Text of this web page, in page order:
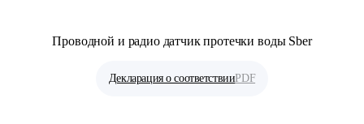
Проводной и радио датчик протечки воды Sber
Декларация о соответствииPDF